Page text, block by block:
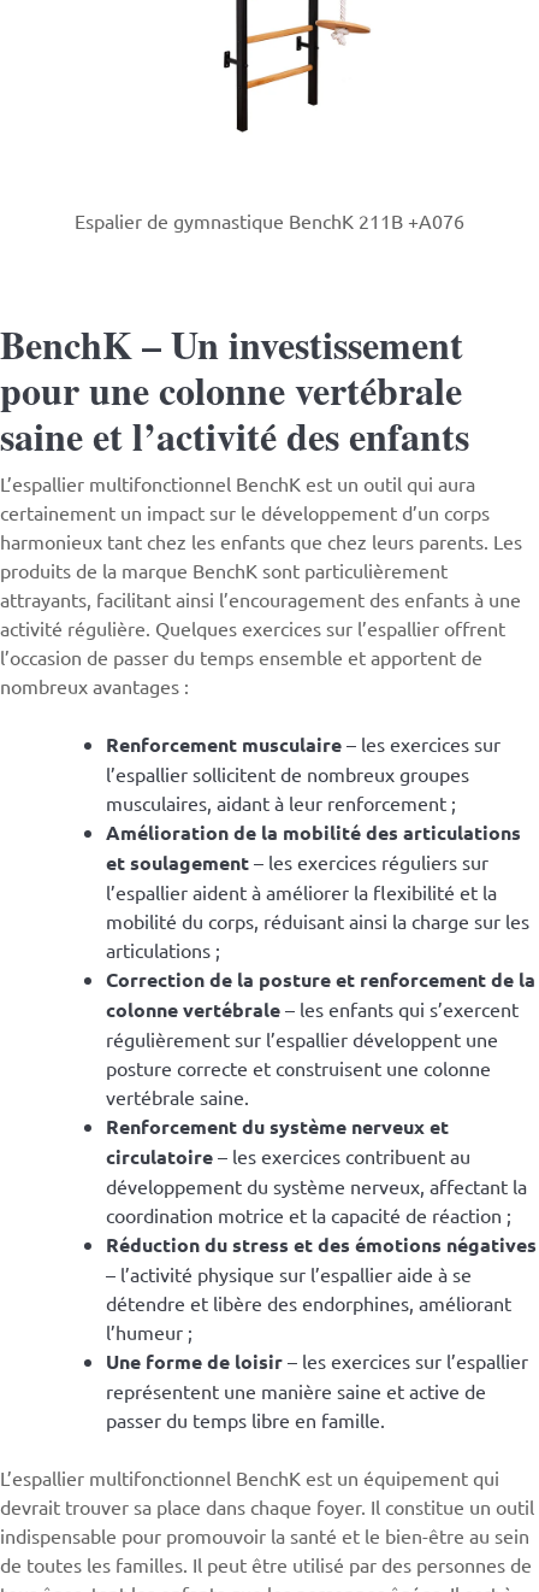
Espalier de gymnastique BenchK 211B +A076
BenchK – Un investissement
pour une colonne vertébrale
saine et l’activité des enfants
L’espallier multifonctionnel BenchK est un outil qui aura
certainement un impact sur le développement d’un corps
harmonieux tant chez les enfants que chez leurs parents. Les
produits de la marque BenchK sont particulièrement
attrayants, facilitant ainsi l’encouragement des enfants à une
activité régulière. Quelques exercices sur l’espallier offrent
l’occasion de passer du temps ensemble et apportent de
nombreux avantages :
Renforcement musculaire – les exercices sur
l’espallier sollicitent de nombreux groupes
musculaires, aidant à leur renforcement ;
Amélioration de la mobilité des articulations
et soulagement – les exercices réguliers sur
l’espallier aident à améliorer la flexibilité et la
mobilité du corps, réduisant ainsi la charge sur les
articulations ;
Correction de la posture et renforcement de la
colonne vertébrale – les enfants qui s’exercent
régulièrement sur l’espallier développent une
posture correcte et construisent une colonne
vertébrale saine.
Renforcement du système nerveux et
circulatoire – les exercices contribuent au
développement du système nerveux, affectant la
coordination motrice et la capacité de réaction ;
Réduction du stress et des émotions négatives
– l’activité physique sur l’espallier aide à se
détendre et libère des endorphines, améliorant
l’humeur ;
Une forme de loisir – les exercices sur l’espallier
représentent une manière saine et active de
passer du temps libre en famille.
L’espallier multifonctionnel BenchK est un équipement qui
devrait trouver sa place dans chaque foyer. Il constitue un outil
indispensable pour promouvoir la santé et le bien-être au sein
de toutes les familles. Il peut être utilisé par des personnes de